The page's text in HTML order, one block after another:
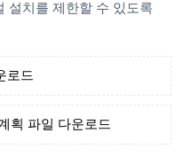
설치를 제한할 수 있도록
로드
획 파일 다운로드